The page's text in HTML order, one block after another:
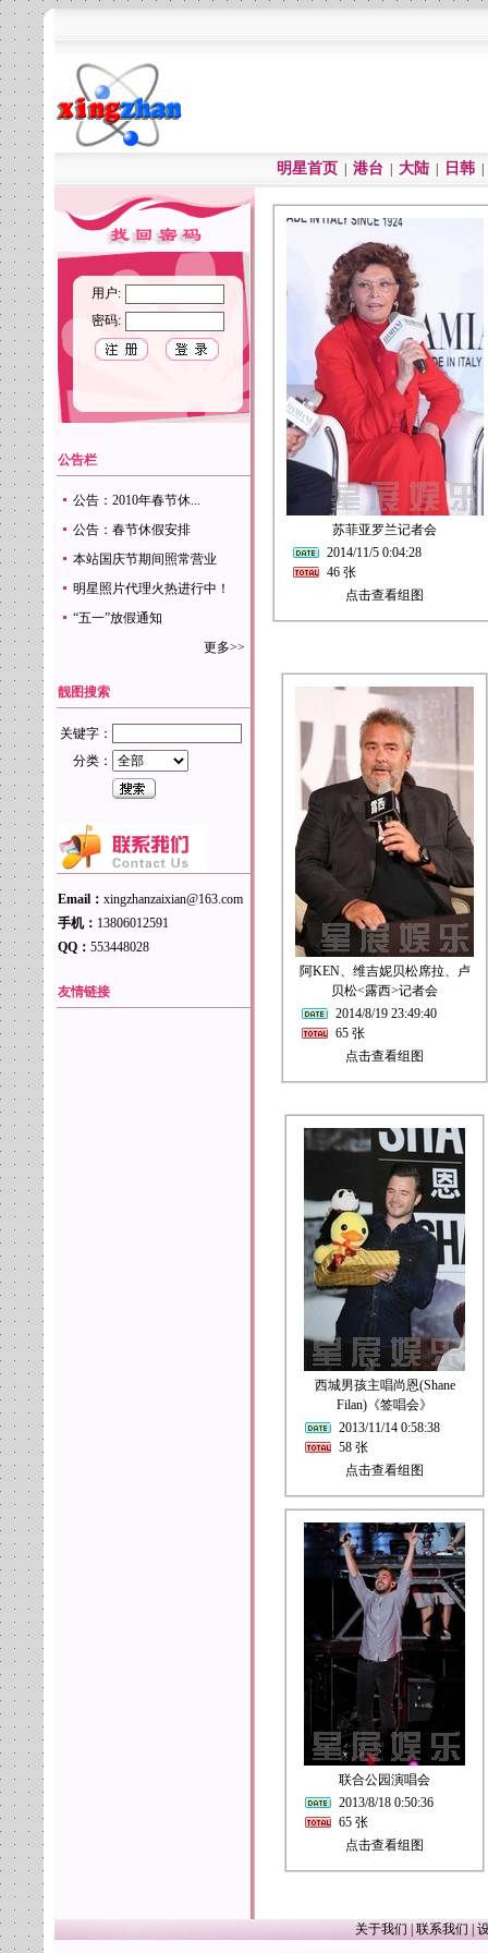
明星首页 港台 大陆 日韩
用户:
密码:
公告栏
公告：2010年春节休...
公告：春节休假安排
本站国庆节期间照常营业
明星照片代理火热进行中！
“五一”放假通知
更多>>
靓图搜索
关键字：
分类：
Email： xingzhanzaixian@163.com
手机： 13806012591
QQ： 553448028
友情链接
苏菲亚罗兰记者会
2014/11/5 0:04:28
46 张
点击查看组图
阿KEN、维吉妮贝松席拉、卢
贝松<露西>记者会
2014/8/19 23:49:40
65 张
点击查看组图
西城男孩主唱尚恩(Shane
Filan)《签唱会》
2013/11/14 0:58:38
58 张
点击查看组图
联合公园演唱会
2013/8/18 0:50:36
65 张
点击查看组图
关于我们 联系我们